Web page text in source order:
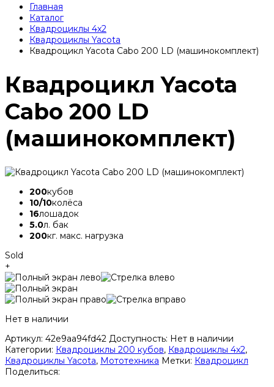
Главная
Каталог
Квадроциклы 4x2
Квадроциклы Yacota
Квадроцикл Yacota Cabo 200 LD (машинокомплект)
Квадроцикл Yacota
Cabo 200 LD
(машинокомплект)
200кубов
10/10колёса
16лошадок
5.0л. бак
200кг. макс. нагрузка
Sold
+
Нет в наличии
Артикул: 42e9aa94fd42 Доступность: Нет в наличии
Категории: Квадроциклы 200 кубов, Квадроциклы 4x2,
Квадроциклы Yacota, Мототехника Метки: Квадроцикл
Поделиться: